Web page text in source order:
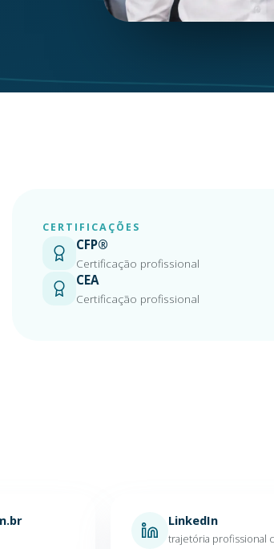
CERTIFICAÇÕES
CFP®
Certificação profissional
CEA
Certificação profissional
LinkedIn
trajetória profissional